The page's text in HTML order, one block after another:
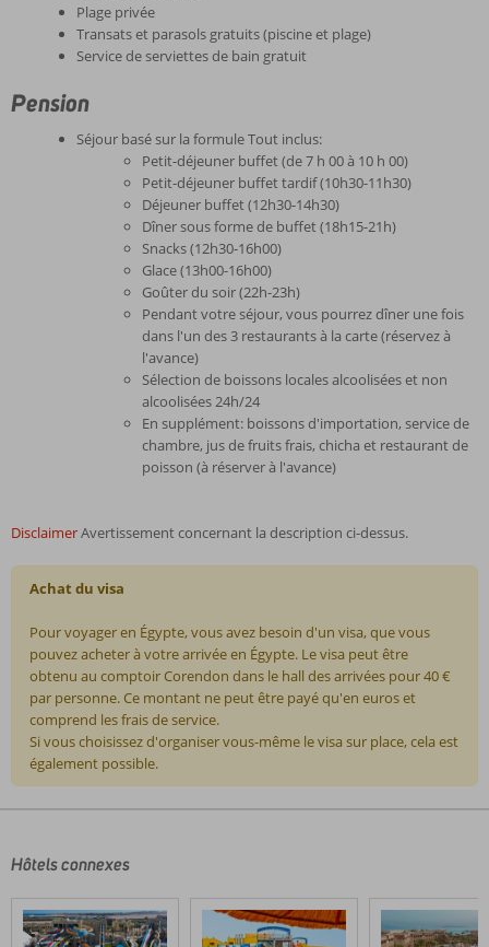
Plage privée
Transats et parasols gratuits (piscine et plage)
Service de serviettes de bain gratuit
Pension
Séjour basé sur la formule Tout inclus:
Petit-déjeuner buffet (de 7 h 00 à 10 h 00)
Petit-déjeuner buffet tardif (10h30-11h30)
Déjeuner buffet (12h30-14h30)
Dîner sous forme de buffet (18h15-21h)
Snacks (12h30-16h00)
Glace (13h00-16h00)
Goûter du soir (22h-23h)
Pendant votre séjour, vous pourrez dîner une fois
dans l'un des 3 restaurants à la carte (réservez à
l'avance)
Sélection de boissons locales alcoolisées et non
alcoolisées 24h/24
En supplément: boissons d'importation, service de
chambre, jus de fruits frais, chicha et restaurant de
poisson (à réserver à l'avance)
DisclaimerAvertissement concernant la description ci-dessus.
Achat du visa
Pour voyager en Égypte, vous avez besoin d'un visa, que vous
pouvez acheter à votre arrivée en Égypte. Le visa peut être
obtenu au comptoir Corendon dans le hall des arrivées pour 40 €
par personne. Ce montant ne peut être payé qu'en euros et
comprend les frais de service.
Si vous choisissez d'organiser vous-même le visa sur place, cela est
également possible.
écrits
nos
clients
Hôtels connexes